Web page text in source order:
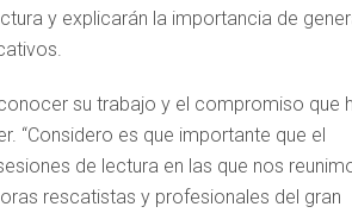
y explicarán la importancia de
su trabajo y el compromiso que
“Considero es que importante que el
de lectura en las que nos
rescatistas y profesionales del gran